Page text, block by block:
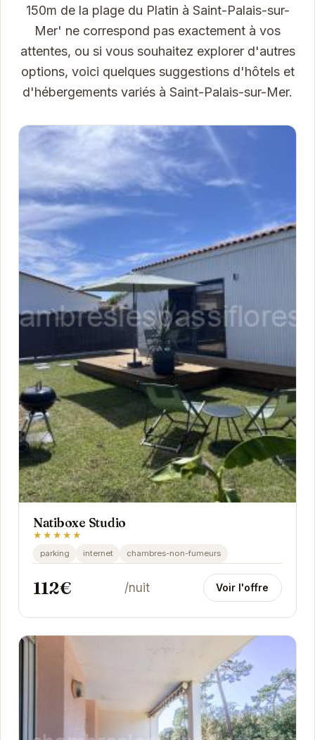
150m de la plage du Platin à Saint-Palais-sur-
Mer' ne correspond pas exactement à vos
attentes, ou si vous souhaitez explorer d'autres
options, voici quelques suggestions d'hôtels et
d'hébergements variés à Saint-Palais-sur-Mer.
Natiboxe Studio
★★★★★
parking internet chambres-non-fumeurs
112€ /nuit Voir l'offre